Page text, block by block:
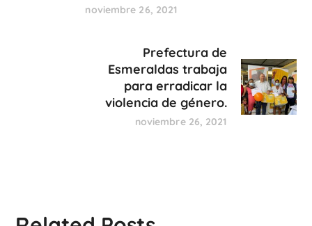
noviembre 26, 2021
Prefectura de
Esmeraldas trabaja
para erradicar la
violencia de género.
noviembre 26, 2021